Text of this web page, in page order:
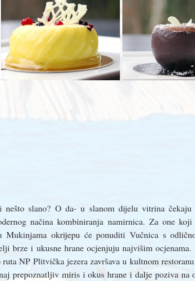
slano? O da- u slanom dijelu vitrina čekaju
načina kombiniranja namirnica. Za one
okrijepu će ponuditi Vučnica s
brze i ukusne hrane ocjenjuju najvišim
NP Plitvička jezera završava u kultnom
prepoznatljiv miris i okus hrane i dalje poziva na